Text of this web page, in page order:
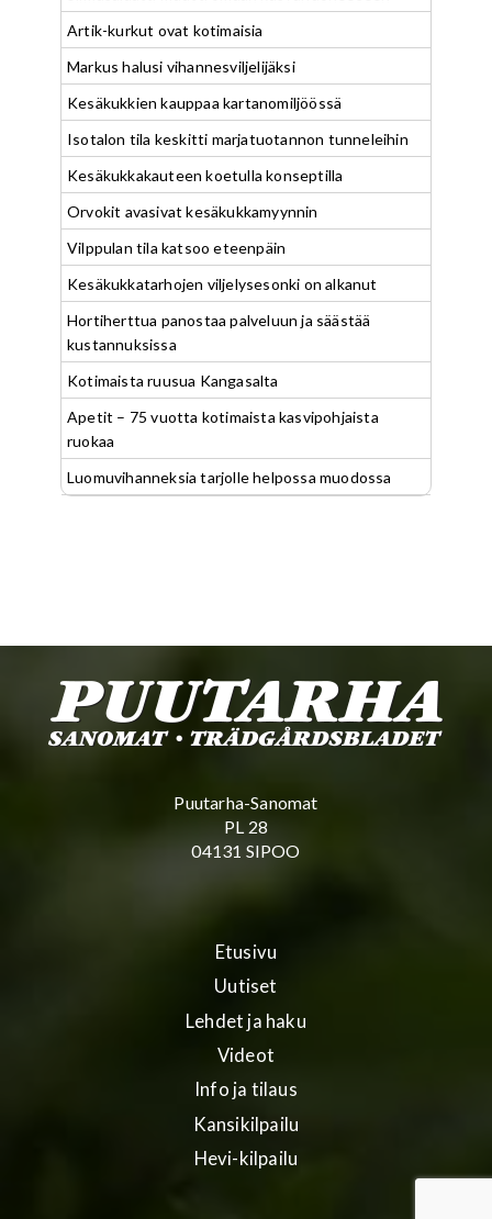
Artik-kurkut ovat kotimaisia
Markus halusi vihannesviljelijäksi
Kesäkukkien kauppaa kartanomiljöössä
Isotalon tila keskitti marjatuotannon tunneleihin
Kesäkukkakauteen koetulla konseptilla
Orvokit avasivat kesäkukkamyynnin
Vilppulan tila katsoo eteenpäin
Kesäkukkatarhojen viljelysesonki on alkanut
Hortiherttua panostaa palveluun ja säästää
kustannuksissa
Kotimaista ruusua Kangasalta
Apetit – 75 vuotta kotimaista kasvipohjaista
ruokaa
Luomuvihanneksia tarjolle helpossa muodossa
Puutarha-Sanomat
PL 28
04131 SIPOO
Etusivu
Uutiset
Lehdet ja haku
Videot
Info ja tilaus
Kansikilpailu
Hevi-kilpailu